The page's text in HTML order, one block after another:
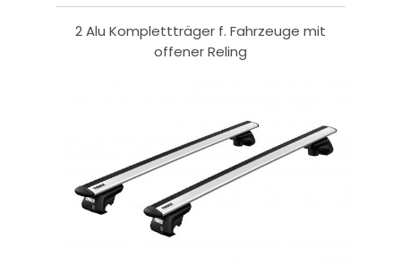
2 Alu Komplettträger f. Fahrzeuge mit
offener Reling